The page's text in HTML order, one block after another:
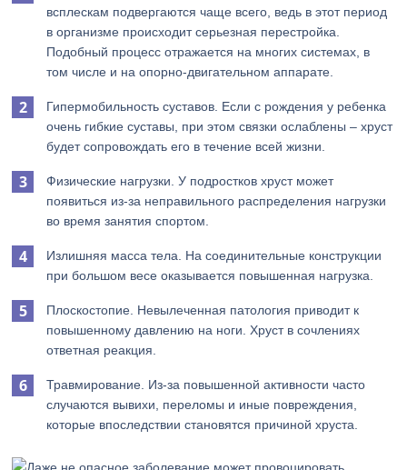
всплескам подвергаются чаще всего, ведь в этот период
в организме происходит серьезная перестройка.
Подобный процесс отражается на многих системах, в
том числе и на опорно-двигательном аппарате.
Гипермобильность суставов. Если с рождения у ребенка
очень гибкие суставы, при этом связки ослаблены – хруст
будет сопровождать его в течение всей жизни.
Физические нагрузки. У подростков хруст может
появиться из-за неправильного распределения нагрузки
во время занятия спортом.
Излишняя масса тела. На соединительные конструкции
при большом весе оказывается повышенная нагрузка.
Плоскостопие. Невылеченная патология приводит к
повышенному давлению на ноги. Хруст в сочлениях
ответная реакция.
Травмирование. Из-за повышенной активности часто
случаются вывихи, переломы и иные повреждения,
которые впоследствии становятся причиной хруста.